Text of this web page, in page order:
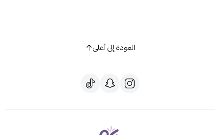
العودة إلى أعلى